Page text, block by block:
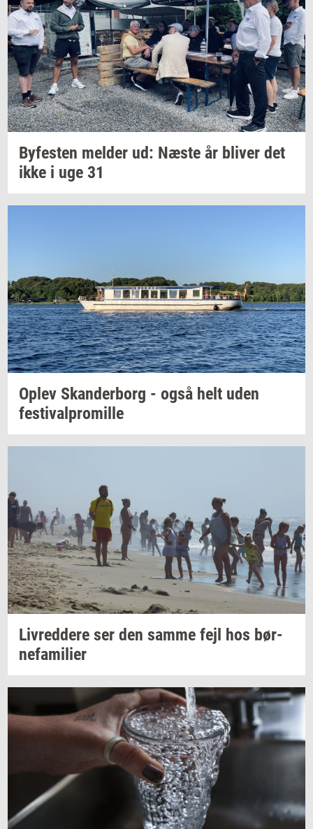
By­fe­sten mel­der ud: Næste år bli­ver det
ikke i uge 31
Oplev Skan­der­borg - også helt uden
festi­val­pro­mil­le
Liv­red­dere ser den samme fejl hos bør­
ne­fa­mi­li­er